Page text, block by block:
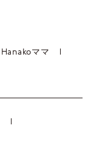
Hanakoママ